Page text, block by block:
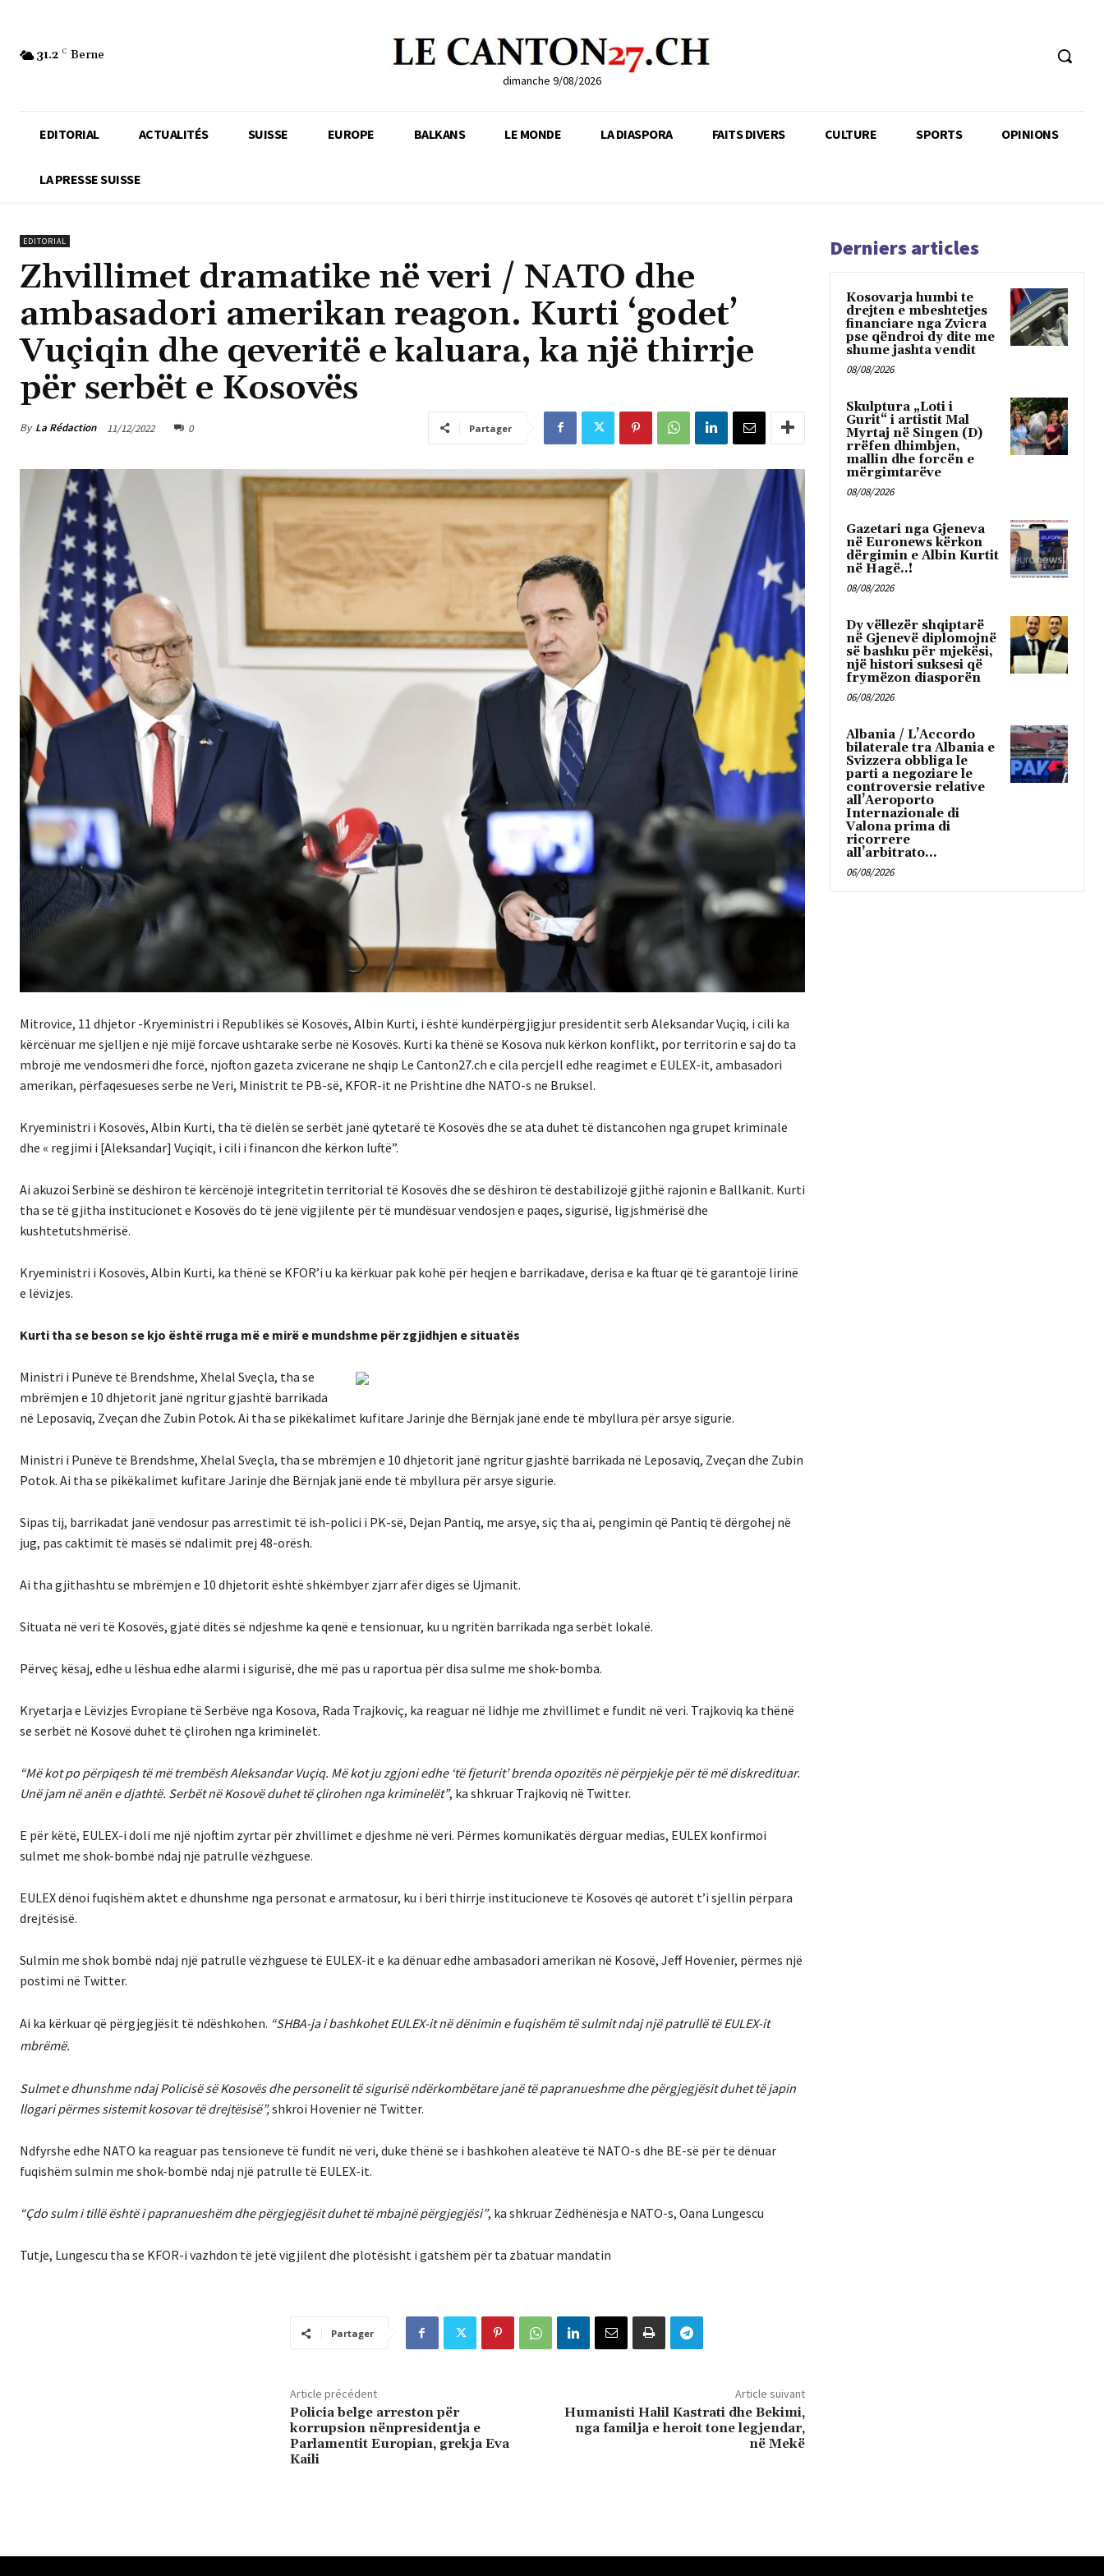
31.2 C Berne
dimanche 9/08/2026
EDITORIAL ACTUALITÉS SUISSE EUROPE BALKANS LE MONDE LA DIASPORA FAITS DIVERS CULTURE SPORTS OPINIONS
LA PRESSE SUISSE
EDITORIAL
Zhvillimet dramatike në veri / NATO dhe
ambasadori amerikan reagon. Kurti ‘godet’
Vuçiqin dhe qeveritë e kaluara, ka një thirrje
për serbët e Kosovës
By La Rédaction 11/12/2022 0 Partager
Mitrovice, 11 dhjetor -Kryeministri i Republikës së Kosovës, Albin Kurti, i është kundërpërgjigjur presidentit serb Aleksandar Vuçiq, i cili ka
kërcënuar me sjelljen e një mijë forcave ushtarake serbe në Kosovës. Kurti ka thënë se Kosova nuk kërkon konflikt, por territorin e saj do ta
mbrojë me vendosmëri dhe forcë, njofton gazeta zvicerane ne shqip Le Canton27.ch e cila percjell edhe reagimet e EULEX-it, ambasadori
amerikan, përfaqesueses serbe ne Veri, Ministrit te PB-së, KFOR-it ne Prishtine dhe NATO-s ne Bruksel.
Kryeministri i Kosovës, Albin Kurti, tha të dielën se serbët janë qytetarë të Kosovës dhe se ata duhet të distancohen nga grupet kriminale
dhe « regjimi i [Aleksandar] Vuçiqit, i cili i financon dhe kërkon luftë”.
Ai akuzoi Serbinë se dëshiron të kërcënojë integritetin territorial të Kosovës dhe se dëshiron të destabilizojë gjithë rajonin e Ballkanit. Kurti
tha se të gjitha institucionet e Kosovës do të jenë vigjilente për të mundësuar vendosjen e paqes, sigurisë, ligjshmërisë dhe
kushtetutshmërisë.
Kryeministri i Kosovës, Albin Kurti, ka thënë se KFOR’i u ka kërkuar pak kohë për heqjen e barrikadave, derisa e ka ftuar që të garantojë lirinë
e lëvizjes.
Kurti tha se beson se kjo është rruga më e mirë e mundshme për zgjidhjen e situatës
Ministri i Punëve të Brendshme, Xhelal Sveçla, tha se
mbrëmjen e 10 dhjetorit janë ngritur gjashtë barrikada
në Leposaviq, Zveçan dhe Zubin Potok. Ai tha se pikëkalimet kufitare Jarinje dhe Bërnjak janë ende të mbyllura për arsye sigurie.
Ministri i Punëve të Brendshme, Xhelal Sveçla, tha se mbrëmjen e 10 dhjetorit janë ngritur gjashtë barrikada në Leposaviq, Zveçan dhe Zubin
Potok. Ai tha se pikëkalimet kufitare Jarinje dhe Bërnjak janë ende të mbyllura për arsye sigurie.
Sipas tij, barrikadat janë vendosur pas arrestimit të ish-polici i PK-së, Dejan Pantiq, me arsye, siç tha ai, pengimin që Pantiq të dërgohej në
jug, pas caktimit të masës së ndalimit prej 48-orësh.
Ai tha gjithashtu se mbrëmjen e 10 dhjetorit është shkëmbyer zjarr afër digës së Ujmanit.
Situata në veri të Kosovës, gjatë ditës së ndjeshme ka qenë e tensionuar, ku u ngritën barrikada nga serbët lokalë.
Përveç kësaj, edhe u lëshua edhe alarmi i sigurisë, dhe më pas u raportua për disa sulme me shok-bomba.
Kryetarja e Lëvizjes Evropiane të Serbëve nga Kosova, Rada Trajkoviç, ka reaguar në lidhje me zhvillimet e fundit në veri. Trajkoviq ka thënë
se serbët në Kosovë duhet të çlirohen nga kriminelët.
“Më kot po përpiqesh të më trembësh Aleksandar Vuçiq. Më kot ju zgjoni edhe ‘të fjeturit’ brenda opozitës në përpjekje për të më diskredituar.
Unë jam në anën e djathtë. Serbët në Kosovë duhet të çlirohen nga kriminelët”, ka shkruar Trajkoviq në Twitter.
E për këtë, EULEX-i doli me një njoftim zyrtar për zhvillimet e djeshme në veri. Përmes komunikatës dërguar medias, EULEX konfirmoi
sulmet me shok-bombë ndaj një patrulle vëzhguese.
EULEX dënoi fuqishëm aktet e dhunshme nga personat e armatosur, ku i bëri thirrje institucioneve të Kosovës që autorët t’i sjellin përpara
drejtësisë.
Sulmin me shok bombë ndaj një patrulle vëzhguese të EULEX-it e ka dënuar edhe ambasadori amerikan në Kosovë, Jeff Hovenier, përmes një
postimi në Twitter.
Ai ka kërkuar që përgjegjësit të ndëshkohen. “SHBA-ja i bashkohet EULEX-it në dënimin e fuqishëm të sulmit ndaj një patrullë të EULEX-it
mbrëmë.
Sulmet e dhunshme ndaj Policisë së Kosovës dhe personelit të sigurisë ndërkombëtare janë të papranueshme dhe përgjegjësit duhet të japin
llogari përmes sistemit kosovar të drejtësisë”,shkroi Hovenier në Twitter.
Ndfyrshe edhe NATO ka reaguar pas tensioneve të fundit në veri, duke thënë se i bashkohen aleatëve të NATO-s dhe BE-së për të dënuar
fuqishëm sulmin me shok-bombë ndaj një patrulle të EULEX-it.
“Çdo sulm i tillë është i papranueshëm dhe përgjegjësit duhet të mbajnë përgjegjësi”, ka shkruar Zëdhënësja e NATO-s, Oana Lungescu
Tutje, Lungescu tha se KFOR-i vazhdon të jetë vigjilent dhe plotësisht i gatshëm për ta zbatuar mandatin
Partager
Article précédent
Policia belge arreston për
korrupsion nënpresidentja e
Parlamentit Europian, grekja Eva
Kaili
Article suivant
Humanisti Halil Kastrati dhe Bekimi,
nga familja e heroit tone legjendar,
në Mekë
Derniers articles
Kosovarja humbi te
drejten e mbeshtetjes
financiare nga Zvicra
pse qëndroi dy dite me
shume jashta vendit
08/08/2026
Skulptura „Loti i
Gurit“ i artistit Mal
Myrtaj në Singen (D)
rrëfen dhimbjen,
mallin dhe forcën e
mërgimtarëve
08/08/2026
Gazetari nga Gjeneva
në Euronews kërkon
dërgimin e Albin Kurtit
në Hagë..!
08/08/2026
Dy vëllezër shqiptarë
në Gjenevë diplomojnë
së bashku për mjekësi,
një histori suksesi që
frymëzon diasporën
06/08/2026
Albania / L’Accordo
bilaterale tra Albania e
Svizzera obbliga le
parti a negoziare le
controversie relative
all’Aeroporto
Internazionale di
Valona prima di
ricorrere
all’arbitrato...
06/08/2026